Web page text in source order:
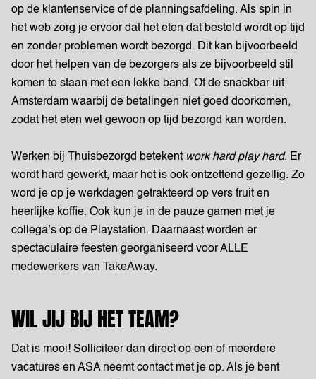
op de klantenservice of de planningsafdeling. Als spin in
het web zorg je ervoor dat het eten dat besteld wordt op tijd
en zonder problemen wordt bezorgd. Dit kan bijvoorbeeld
door het helpen van de bezorgers als ze bijvoorbeeld stil
komen te staan met een lekke band. Of de snackbar uit
Amsterdam waarbij de betalingen niet goed doorkomen,
zodat het eten wel gewoon op tijd bezorgd kan worden.
Werken bij Thuisbezorgd betekent work hard play hard. Er
wordt hard gewerkt, maar het is ook ontzettend gezellig. Zo
word je op je werkdagen getrakteerd op vers fruit en
heerlijke koffie. Ook kun je in de pauze gamen met je
collega’s op de Playstation. Daarnaast worden er
spectaculaire feesten georganiseerd voor ALLE
medewerkers van TakeAway.
WIL JIJ BIJ HET TEAM?
Dat is mooi! Solliciteer dan direct op een of meerdere
vacatures en ASA neemt contact met je op. Als je bent